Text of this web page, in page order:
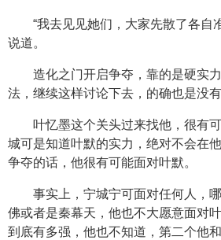
“我去见见她们，大家先散了各自
说道。
造化之门开启争夺，靠的是硬实
法，继续这样讨论下去，的确也是没有
叶忆墨这个关头过来找他，很有
城可是知道叶默的实力，绝对不会在
争夺的话，他很有可能面对叶默。
事实上，宁城宁可面对任何人，
佛或者是秦幕天，他也不大愿意面对
到底有多强，他也不知道，第二个他